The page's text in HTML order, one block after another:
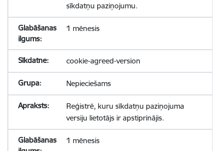
sīkdatņu paziņojumu.
1 mēnesis
cookie-agreed-version
Nepieciešams
Reģistrē, kuru sīkdatņu paziņojuma
versiju lietotājs ir apstiprinājis.
1 mēnesis